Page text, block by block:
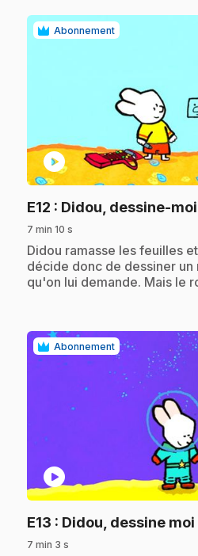
Abonnement
play_circle
E12 : Didou, dessine-
7 min 10 s
.Didou ramasse les feuilles
décide donc de dessiner
qu'on lui demande. Mais le
Abonnement
play_circle
E13 : Didou, dessine
7 min 3 s